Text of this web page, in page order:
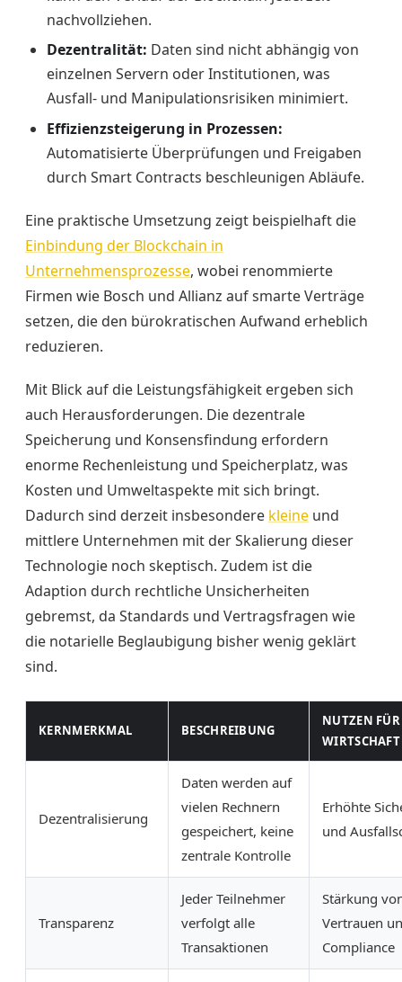
nachvollziehen.
Dezentralität: Daten sind nicht abhängig von
einzelnen Servern oder Institutionen, was
Ausfall- und Manipulationsrisiken minimiert.
Effizienzsteigerung in Prozessen:
Automatisierte Überprüfungen und Freigaben
durch Smart Contracts beschleunigen Abläufe.
Eine praktische Umsetzung zeigt beispielhaft die
Einbindung der Blockchain in
Unternehmensprozesse, wobei renommierte
Firmen wie Bosch und Allianz auf smarte Verträge
setzen, die den bürokratischen Aufwand erheblich
reduzieren.
Mit Blick auf die Leistungsfähigkeit ergeben sich
auch Herausforderungen. Die dezentrale
Speicherung und Konsensfindung erfordern
enorme Rechenleistung und Speicherplatz, was
Kosten und Umweltaspekte mit sich bringt.
Dadurch sind derzeit insbesondere kleine und
mittlere Unternehmen mit der Skalierung dieser
Technologie noch skeptisch. Zudem ist die
Adaption durch rechtliche Unsicherheiten
gebremst, da Standards und Vertragsfragen wie
die notarielle Beglaubigung bisher wenig geklärt
sind.
KERNMERKMAL BESCHREIBUNG
NUTZEN
WIRTSCHAFT
Dezentralisierung
Daten werden auf
vielen Rechnern
gespeichert, keine
zentrale Kontrolle
Erhöhte
und
Transparenz
Jeder Teilnehmer
verfolgt alle
Transaktionen
Stärkung
Vertrauen
Compliance